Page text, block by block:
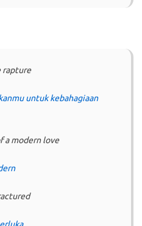
rapture
untuk kebahagiaan
a modern love